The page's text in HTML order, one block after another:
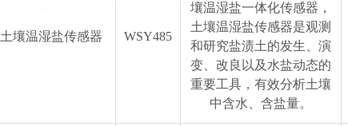
土壤温湿盐传感器 WSY485
壤温湿盐一体化传感器，
土壤温湿盐传感器是观测
和研究盐渍土的发生、演
变、改良以及水盐动态的
重要工具，有效分析土壤
中含水、含盐量。